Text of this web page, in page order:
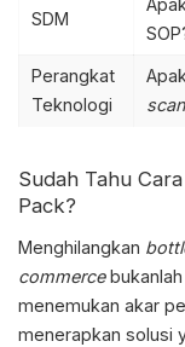
SDM
Perangkat
Teknologi
Sudah Tahu
Pack?
Menghilangkan
commercebukanlah
menemukan akar
menerapkan solusi